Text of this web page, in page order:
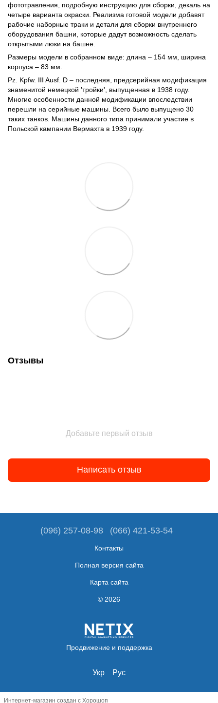
фототравления, подробную инструкцию для сборки, декаль на
четыре варианта окраски. Реализма готовой модели добавят
рабочие наборные траки и детали для сборки внутреннего
оборудования башни, которые дадут возможность сделать
открытыми люки на башне.
Размеры модели в собранном виде: длина – 154 мм, ширина
корпуса – 83 мм.
Pz. Kpfw. III Ausf. D – последняя, предсерийная модификация
знаменитой немецкой 'тройки', выпущенная в 1938 году.
Многие особенности данной модификации впоследствии
перешли на серийные машины. Всего было выпущено 30
таких танков. Машины данного типа принимали участие в
Польской кампании Вермахта в 1939 году.
Отзывы
Добавьте первый отзыв
Написать отзыв
(096) 257-08-98 (066) 421-53-54
Контакты
Полная версия сайта
Карта сайта
© 2026
Продвижение и поддержка
Укр Рус
Интернет-магазин создан с Хорошоп